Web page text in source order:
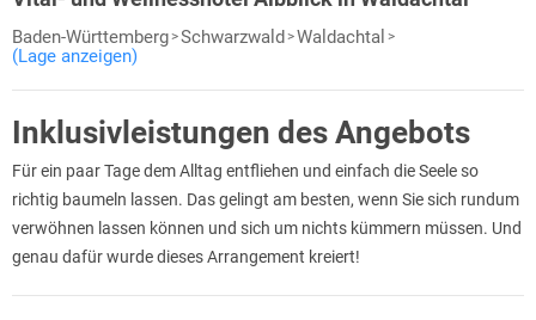
Baden-Württemberg Schwarzwald Waldachtal
(Lage anzeigen)
Inklusivleistungen des Angebots
Für ein paar Tage dem Alltag entfliehen und einfach die Seele so
richtig baumeln lassen. Das gelingt am besten, wenn Sie sich rundum
verwöhnen lassen können und sich um nichts kümmern müssen. Und
genau dafür wurde dieses Arrangement kreiert!